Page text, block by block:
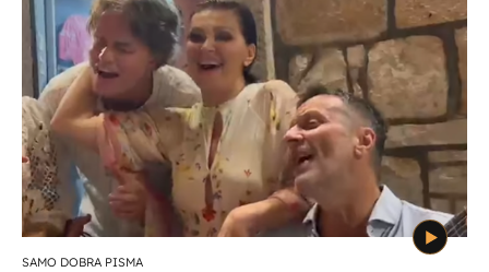
SAMO DOBRA PISMA